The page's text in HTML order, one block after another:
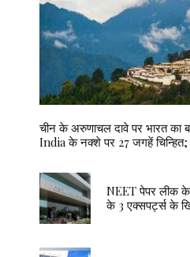
चीन के अरुणाचल दावे पर भारत का
India के नक्शे पर 27 जगहें चिन्हित;
NEET पेपर लीक
के 3 एक्सपर्ट्स के